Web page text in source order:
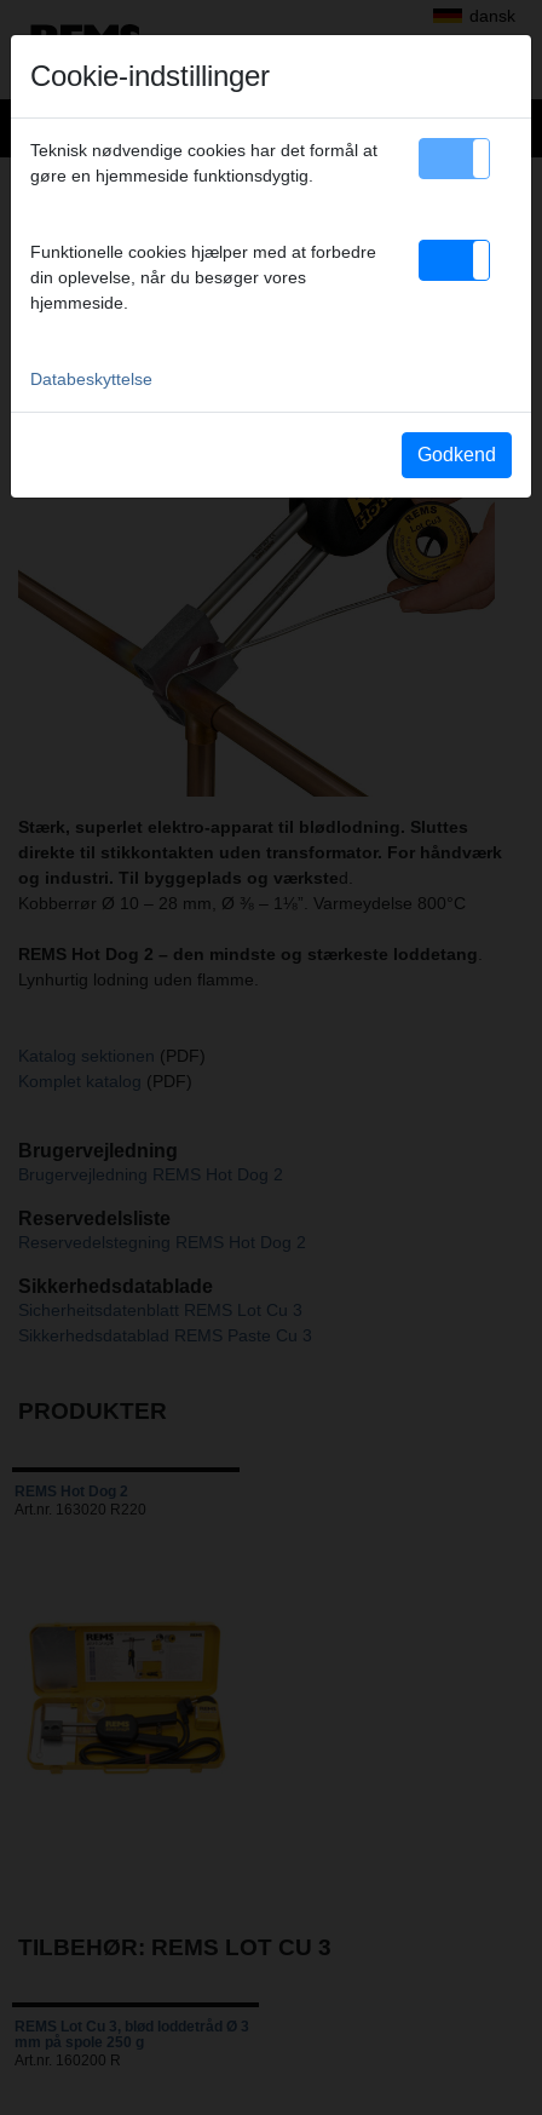
dansk
Produkter>Lodning> REMS Hot Dog 2
ELEKTRISK LODDETANG
Stærk, superlet elektro-apparat til blødlodning. Sluttes
direkte til stikkontakten uden transformator. For håndværk
og industri. Til byggeplads og værksted.
Kobberrør Ø 10 – 28 mm, Ø ⅜ – 1⅛”. Varmeydelse 800°C
REMS Hot Dog 2 – den mindste og stærkeste loddetang
Lynhurtig lodning uden flamme.
Katalog sektionen (PDF)
Komplet katalog (PDF)
Brugervejledning
Brugervejledning REMS Hot Dog 2
Reservedelsliste
Reservedelstegning REMS Hot Dog 2
Sikkerhedsdatablade
Sicherheitsdatenblatt REMS Lot Cu 3
Sikkerhedsdatablad REMS Paste Cu 3
PRODUKTER
REMS Hot Dog 2
Art.nr. 163020 R220
TILBEHØR: REMS LOT CU 3
REMS Lot Cu 3, blød loddetråd Ø 3
mm på spole 250 g
Art.nr. 160200 R
Cookie-indstillinger
Teknisk nødvendige cookies har det formål at
gøre en hjemmeside funktionsdygtig.
Funktionelle cookies hjælper med at forbedre
din oplevelse, når du besøger vores
hjemmeside.
Databeskyttelse
Godkend